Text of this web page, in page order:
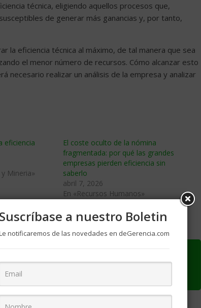
técnica, eligiendo aquellos procesos que,
de generar más ganancias y, por tanto,
la eficiencia técnica al máximo, de tal manera que sea
el menor número de recursos. Cómo alcanzar esto
necesario realizar un análisis de la empresa y analizar
eficiencia
Mineria»
El coste oculto de la nómina
fragmentada: por qué las grandes
empresas pierden eficiencia sin
saberlo
abril 7, 2026
En «Recursos Humanos»
Suscríbase a nuestro Boletin
notificaremos de las novedades en deGerencia.com